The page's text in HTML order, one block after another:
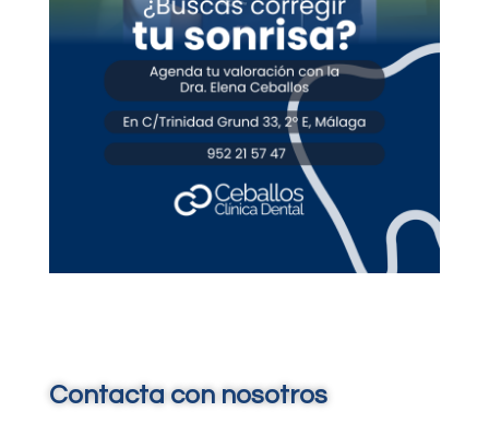
Contacta con nosotros